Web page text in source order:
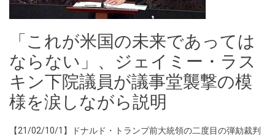
「これが米国の未来であっては
ならない」、ジェイミー・ラス
キン下院議員が議事堂襲撃の模
様を涙しながら説明
【21/02/10/1】ドナルド・トランプ前大統領の二度目の弾劾裁判